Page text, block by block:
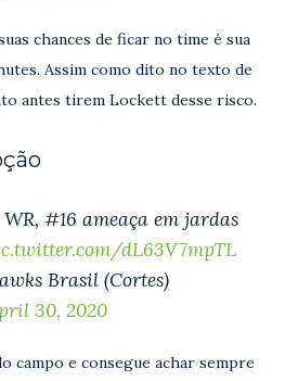
chances de ficar no time é sua
Assim como dito no texto de
antes tirem Lockett desse risco.
#16 ameaça em jardas
dL63V7mpTL
Brasil (Cortes)
30, 2020
campo e consegue achar sempre